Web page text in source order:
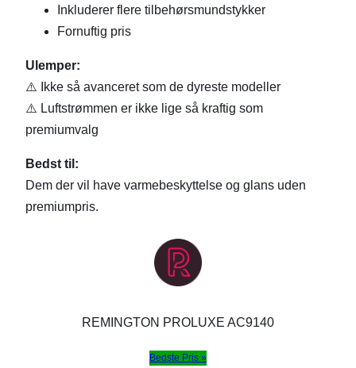
Inkluderer flere tilbehørsmundstykker
Fornuftig pris
Ulemper:
⚠️ Ikke så avanceret som de dyreste modeller
⚠️ Luftstrømmen er ikke lige så kraftig som
premiumvalg
Bedst til:
Dem der vil have varmebeskyttelse og glans uden
premiumpris.
REMINGTON PROLUXE AC9140
Bedste Pris »